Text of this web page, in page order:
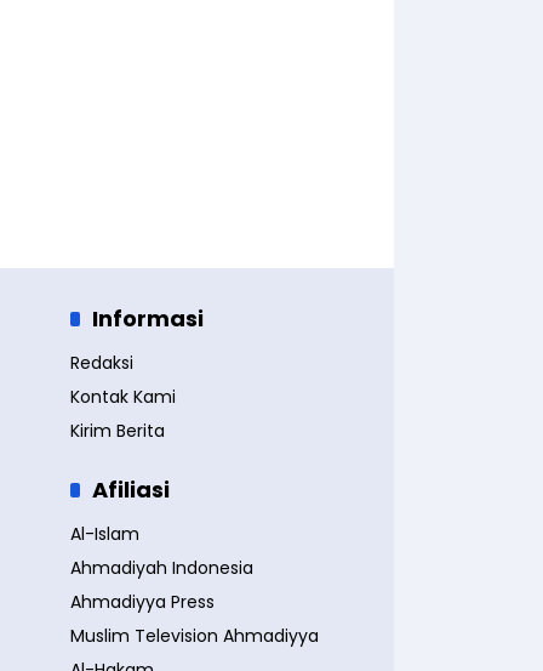
Informasi
Redaksi
Kontak Kami
Kirim Berita
Afiliasi
Al-Islam
Ahmadiyah Indonesia
Ahmadiyya Press
Muslim Television Ahmadiyya